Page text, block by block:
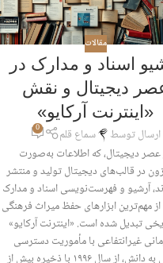
مقالات
اسناد و مدارک در
دیجیتال و نقش
«اینترنت آرکایو»
ارسال توسط سماع قلم 0
عصر دیجیتال، که اطلاعات به‌صورت
در قالب‌های دیجیتال تولید و منتشر
آرشیو و فهرست‌نویسی اسناد و مدارک
مهم‌ترین ابزارهای حفظ میراث فرهنگی
تبدیل شده است. «اینترنت آرکایو»
غیرانتفاعی با مأموریت دسترسی
جهانی به دانش، از سال ۱۹۹۶ با ذخیره بیش از